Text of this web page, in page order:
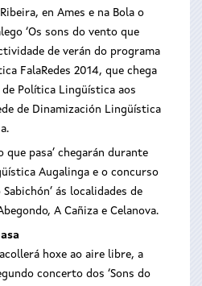
en Ames e na Bola o
‘Os sons do vento que
de verán do programa
FalaRedes 2014, que chega
de Política Lingüística aos
de Dinamización Lingüística
que pasa’ chegarán durante
Augalinga e o concurso
ás localidades de
A Cañiza e Celanova.
hoxe ao aire libre, a
concerto dos ‘Sons do